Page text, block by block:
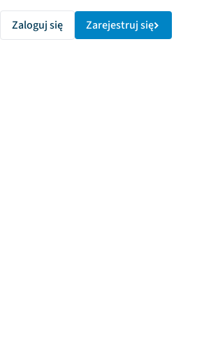
Zaloguj się Zarejestruj się